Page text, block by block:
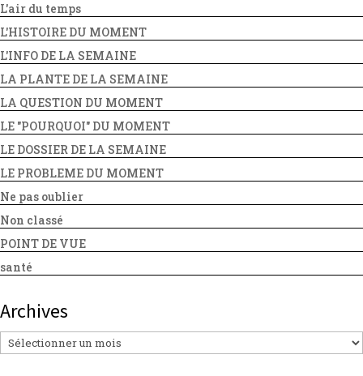
L'air du temps
L'HISTOIRE DU MOMENT
L'INFO DE LA SEMAINE
LA PLANTE DE LA SEMAINE
LA QUESTION DU MOMENT
LE "POURQUOI" DU MOMENT
LE DOSSIER DE LA SEMAINE
LE PROBLEME DU MOMENT
Ne pas oublier
Non classé
POINT DE VUE
santé
Archives
Archives